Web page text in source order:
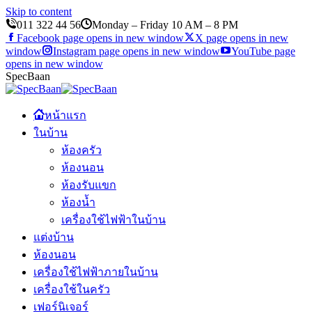
Skip to content
011 322 44 56
Monday – Friday 10 AM – 8 PM
Facebook page opens in new window
X page opens in new
window
Instagram page opens in new window
YouTube page
opens in new window
SpecBaan
หน้าแรก
ในบ้าน
ห้องครัว
ห้องนอน
ห้องรับแขก
ห้องน้ำ
เครื่องใช้ไฟฟ้าในบ้าน
แต่งบ้าน
ห้องนอน
เครื่องใช้ไฟฟ้าภายในบ้าน
เครื่องใช้ในครัว
เฟอร์นิเจอร์